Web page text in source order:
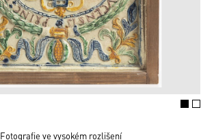
Fotografie ve vysokém rozlišení